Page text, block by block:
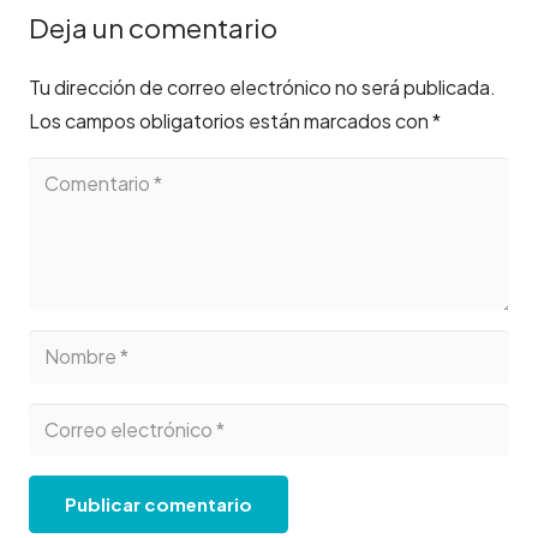
Deja un comentario
Tu dirección de correo electrónico no será publicada.
Los campos obligatorios están marcados con*
Publicar comentario